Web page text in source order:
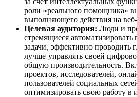
роли «реального помощника»
выполняющего действия на
Целевая аудитория: Люди и
стремящиеся
задачи, эффективно проводить
лучше управлять своей
общую производительность.
проектов, исследователей,
пользователей социальных
оптимизировать свою работу в